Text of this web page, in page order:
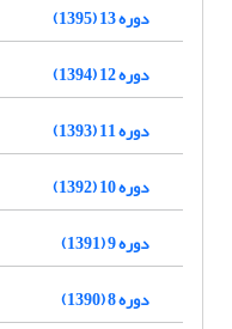
دوره 13 (1395)
دوره 12 (1394)
دوره 11 (1393)
دوره 10 (1392)
دوره 9 (1391)
دوره 8 (1390)